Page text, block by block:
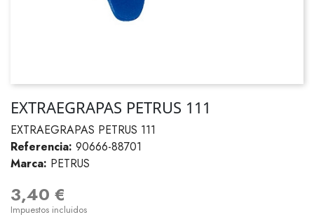
EXTRAEGRAPAS PETRUS 111
EXTRAEGRAPAS PETRUS 111
Referencia: 90666-88701
Marca: PETRUS
3,40 €
Impuestos incluidos